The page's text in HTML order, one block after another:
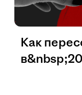
Как